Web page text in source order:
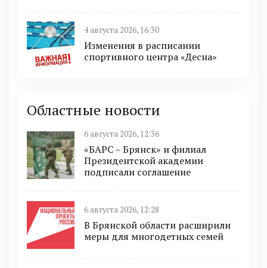
4 августа 2026, 16:30
Изменения в расписании
спортивного центра «Десна»
Областные новости
6 августа 2026, 12:36
«БАРС – Брянск» и филиал
Президентской академии
подписали соглашение
6 августа 2026, 12:28
В Брянской области расширили
меры для многодетных семей